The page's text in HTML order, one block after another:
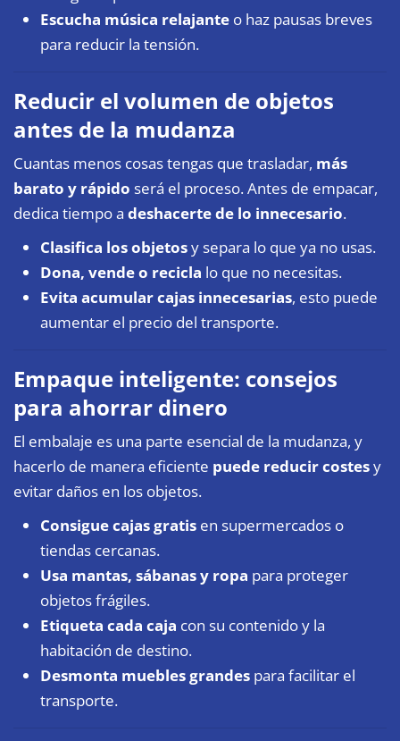
Escucha música relajante o haz pausas breves
para reducir la tensión.
Reducir el volumen de objetos
antes de la mudanza
Cuantas menos cosas tengas que trasladar, más
barato y rápido será el proceso. Antes de empacar,
dedica tiempo a deshacerte de lo innecesario.
Clasifica los objetosy separa lo que ya no usas.
Dona, vende o recicla lo que no necesitas.
Evita acumular cajas innecesarias, esto puede
aumentar el precio del transporte.
Empaque inteligente: consejos
para ahorrar dinero
El embalaje es una parte esencial de la mudanza, y
hacerlo de manera eficiente puede reducir costesy
evitar daños en los objetos.
Consigue cajas gratis en supermercados o
tiendas cercanas.
Usa mantas, sábanas y ropa para proteger
objetos frágiles.
Etiqueta cada caja con su contenido y la
habitación de destino.
Desmonta muebles grandes para facilitar el
transporte.